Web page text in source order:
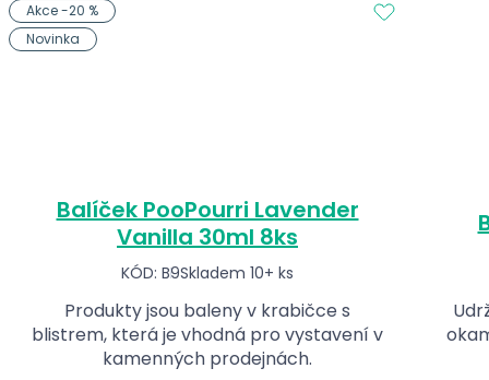
Balíček PooPourri Lavender
Vanilla 30ml 8ks
KÓD: B9Skladem 10+ ks
Produkty jsou baleny v krabičce s
blistrem, která je vhodná pro vystavení v
kamenných prodejnách.
Akce -20 %
Novinka